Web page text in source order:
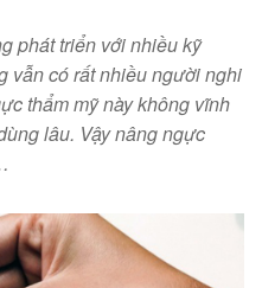
phát triển với nhiều kỹ
vẫn có rất nhiều người nghi
thẩm mỹ này không vĩnh
lâu. Vậy nâng ngực